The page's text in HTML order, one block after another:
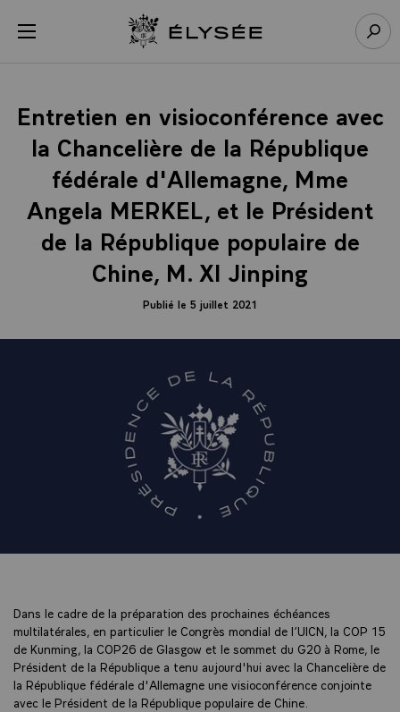
menu Retour à l’accueil Élysée
Entretien en visioconférence avec
la Chancelière de la République
fédérale d'Allemagne, Mme
Angela MERKEL, et le Président
de la République populaire de
Chine, M. XI Jinping
Publié le 5 juillet 2021
Dans le cadre de la préparation des prochaines échéances
multilatérales, en particulier le Congrès mondial de l’UICN, la COP 15
de Kunming, la COP26 de Glasgow et le sommet du G20 à Rome, le
Président de la République a tenu aujourd'hui avec la Chancelière de
la République fédérale d'Allemagne une visioconférence conjointe
avec le Président de la République populaire de Chine.
Panneau de gestion des cookies